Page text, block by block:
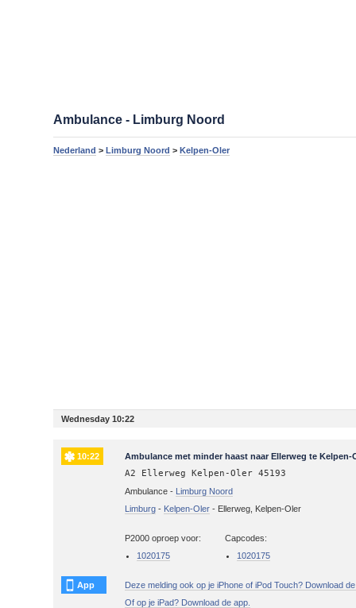
Ambulance - Limburg Noord
Nederland >Limburg Noord >Kelpen-Oler
Wednesday 10:22
10:22 Ambulance met minder haast naar Ellerweg te Kelpen-
A2 Ellerweg Kelpen-Oler 45193
Ambulance - Limburg Noord
Limburg - Kelpen-Oler - Ellerweg, Kelpen-Oler
P2000 oproep voor:
1020175
Capcodes:
1020175
App
Deze melding ook op je iPhone of iPod Touch? Download de
Of op je iPad? Download de app.